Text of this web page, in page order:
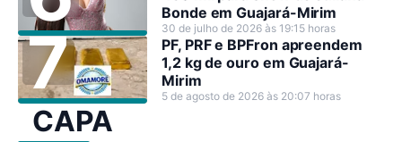
Bonde em Guajará-Mirim
30 de julho de 2026 às 19:15 horas
PF, PRF e BPFron apreendem
1,2 kg de ouro em Guajará-
Mirim
5 de agosto de 2026 às 20:07 horas
CAPA